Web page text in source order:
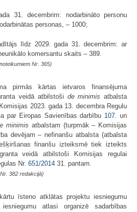
31. decembrim: nodarbināto personu
personas, – 1000;
līdz 2029. gada 31. decembrim: ar
komersantu skaits – 389.
noteikumiem Nr. 365)
pirmās kārtas ietvaros finansējuma
veidā atbilstoši de minimis atbalsta
2023. gada 13. decembra Regulu
par Eiropas Savienības darbību 107.un
minimis atbalstam (turpmāk – Komisijas
devējam – nefinanšu atbalsta (atbalsta
finanšu izteiksmē tiek izteikts
veidā atbilstoši Komisijas regulai
Nr. 651/2014 31. pantam.
382 redakcijā)
īsteno atklātas projektu iesniegumu
atlasi organizē sadarbības